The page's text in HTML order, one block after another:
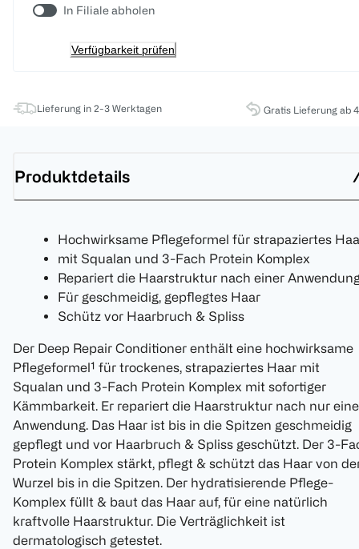
In Filiale abholen
Verfügbarkeit prüfen
Lieferung in 2-3 Werktagen Gratis Lieferung ab
Produktdetails
Hochwirksame Pflegeformel für strapaziertes
mit Squalan und 3-Fach Protein Komplex
Repariert die Haarstruktur nach einer
Für geschmeidig, gepflegtes Haar
Schütz vor Haarbruch & Spliss
Der Deep Repair Conditioner enthält eine hochwirksame
Pflegeformel¹ für trockenes, strapaziertes Haar mit
Squalan und 3-Fach Protein Komplex mit sofortiger
Kämmbarkeit. Er repariert die Haarstruktur nach nur
Anwendung. Das Haar ist bis in die Spitzen geschmeidig
gepflegt und vor Haarbruch & Spliss geschützt. Der 3-
Protein Komplex stärkt, pflegt & schützt das Haar von
Wurzel bis in die Spitzen. Der hydratisierende Pflege-
Komplex füllt & baut das Haar auf, für eine natürlich
kraftvolle Haarstruktur. Die Verträglichkeit ist
dermatologisch getestet.